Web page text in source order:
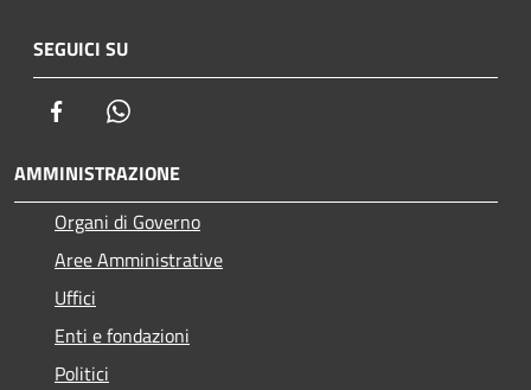
SEGUICI SU
Facebook
AMMINISTRAZIONE
Organi di Governo
Aree Amministrative
Uffici
Enti e fondazioni
Politici